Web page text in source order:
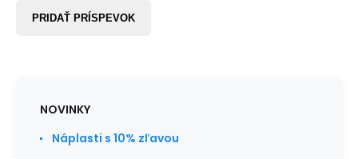
PRIDAŤ PRÍSPEVOK
NOVINKY
Náplasti s 10% zľavou